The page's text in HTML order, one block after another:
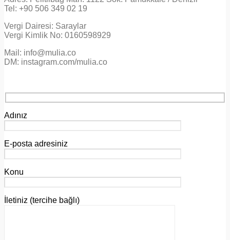
Tel: +90 506 349 02 19
Vergi Dairesi: Saraylar
Vergi Kimlik No: 0160598929
Mail: info@mulia.co
DM: instagram.com/mulia.co
Adınız
E-posta adresiniz
Konu
İletiniz (tercihe bağlı)